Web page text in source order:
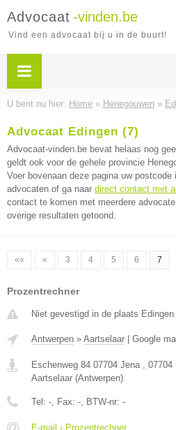
Advocaat -vinden.be
Vind een advocaat bij u in de buurt!
U bent nu hier: Home » Henegouwen »
Advocaat Edingen (7)
Advocaat-vinden.be bevat helaas nog
geldt ook voor de gehele provincie
Voer bovenaan deze pagina uw
advocaten of ga naar direct contact met
contact te komen met meerdere
overige resultaten getoond.
«« « 3 4 5 6 7
Prozentrechner
Niet gevestigd in de plaats
Antwerpen » Aartselaar Google
Eschenweg 84 07704 Jena ,
Aartselaar (Antwerpen)
Tel: -, Fax: -, BTW-nr: -
E-mail › Prozentrechner